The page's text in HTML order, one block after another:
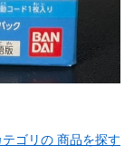
テゴリの 商品を探す